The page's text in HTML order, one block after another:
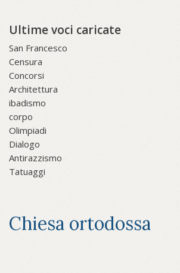
Ultime voci caricate
San Francesco
Censura
Concorsi
Architettura
ibadismo
corpo
Olimpiadi
Dialogo
Antirazzismo
Tatuaggi
Chiesa ortodossa